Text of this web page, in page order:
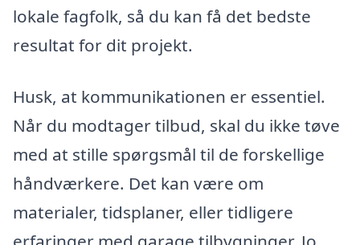
lokale fagfolk, så du kan få det bedste
resultat for dit projekt.
Husk, at kommunikationen er essentiel.
Når du modtager tilbud, skal du ikke tøve
med at stille spørgsmål til de forskellige
håndværkere. Det kan være om
materialer, tidsplaner, eller tidligere